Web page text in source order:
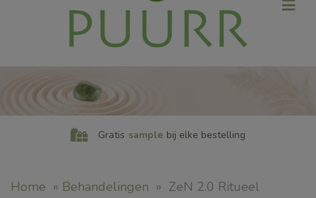
Gratis sample bij elke bestelling
Home » Behandelingen » ZeN 2.0 Ritueel